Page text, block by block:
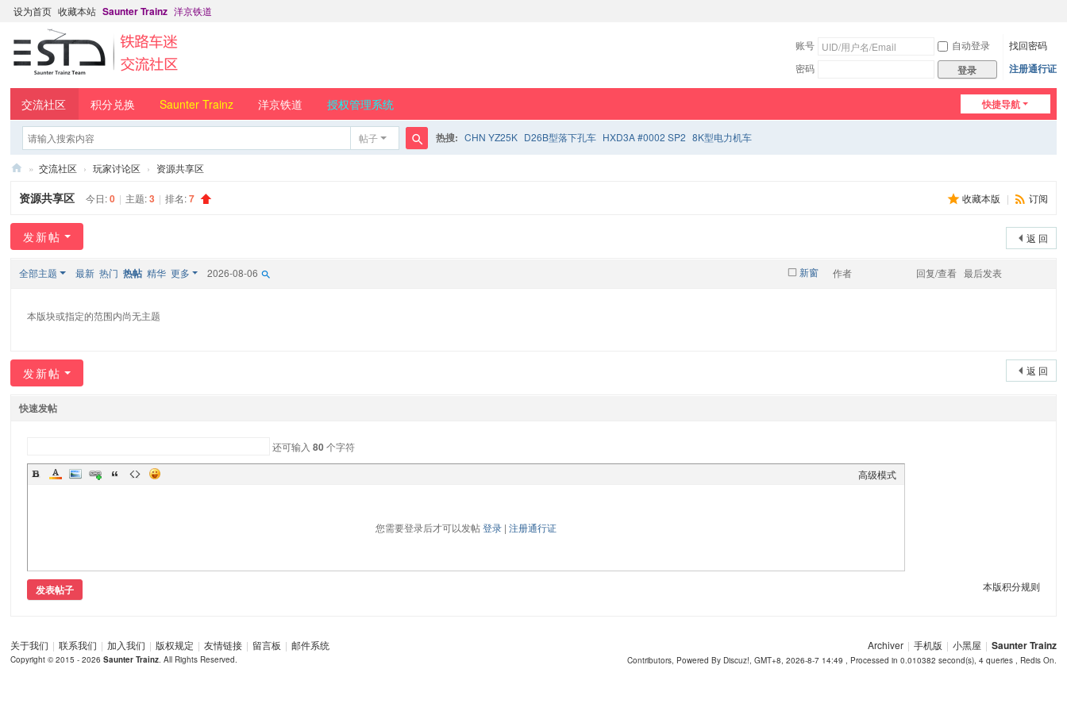
设为首页 收藏本站 Saunter Trainz 洋京铁道
账号 自动登录
找回密码
密码
登录 注册通行证
快捷导航
交流社区 积分兑换 Saunter Trainz 洋京铁道 授权管理系统
帖子 热搜: CHN YZ25K D26B型落下孔车 HXD3A #0002 SP2 8K型电力机车
Sa
车
» 交流社区 › 玩家讨论区 › 资源共享区
收藏本版 | 订阅
资源共享区 今日:0 | 主题:3 | 排名:7
返 回
发新帖
新窗
全部主题 最新 热门 热帖 精华 更多 2026-08-06 作者 回复/查看 最后发表
本版块或指定的范围内尚无主题
返 回
发新帖
快速发帖
还可输入80个字符
高级模式
您需要登录后才可以发帖登录| 注册通行证
本版积分规则
发表帖子
Archiver | 手机版 | 小黑屋 | Saunter Trainz
Contributors, Powered By Discuz!, GMT+8, 2026-8-7 14:49 , Processed in 0.010382 second(s), 4 queries , Redis On.
关于我们 | 联系我们 | 加入我们 | 版权规定 | 友情链接 | 留言板 | 邮件系统
Copyright © 2015 - 2026Saunter Trainz. All Rights Reserved.